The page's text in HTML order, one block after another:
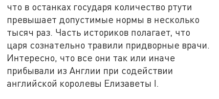
что в останках государя количество ртути
превышает допустимые нормы в несколько
тысяч раз. Часть историков полагает, что
царя сознательно травили придворные врачи.
Интересно, что все они так или иначе
прибывали из Англии при содействии
английской королевы Елизаветы I.